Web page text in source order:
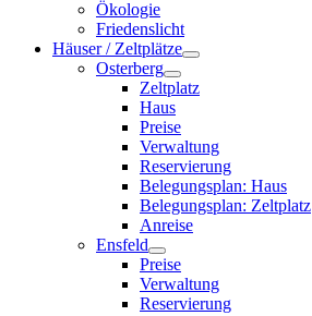
Ökologie
Friedenslicht
Häuser / Zeltplätze
Osterberg
Zeltplatz
Haus
Preise
Verwaltung
Reservierung
Belegungsplan: Haus
Belegungsplan: Zeltplatz
Anreise
Ensfeld
Preise
Verwaltung
Reservierung